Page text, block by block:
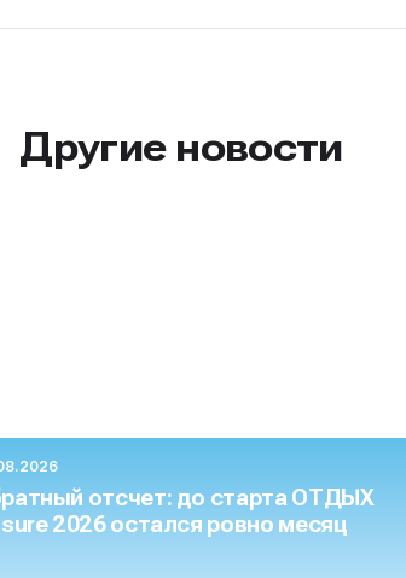
Другие новости
отсчет: до старта ОТДЫХ
2026 остался ровно месяц